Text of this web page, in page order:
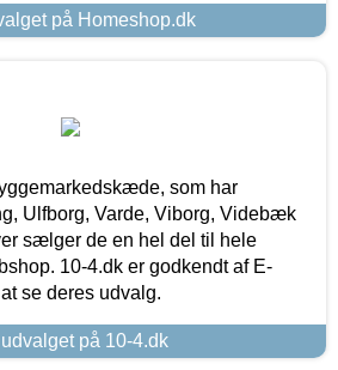
på Homeshop.dk
som har
Ulfborg, Varde, Viborg, Videbæk
sælger de en hel del til hele
10-4.dk er godkendt af E-
se deres udvalg.
på 10-4.dk